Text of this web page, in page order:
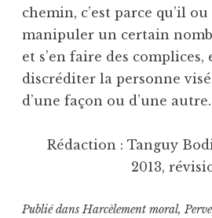
chemin, c’est parce qu’il
manipuler un certain
et s’en faire des complices,
discréditer la personne
d’une façon ou d’une autre.
Rédaction : Tanguy
2013,
Publié dansHarcèlement moral,